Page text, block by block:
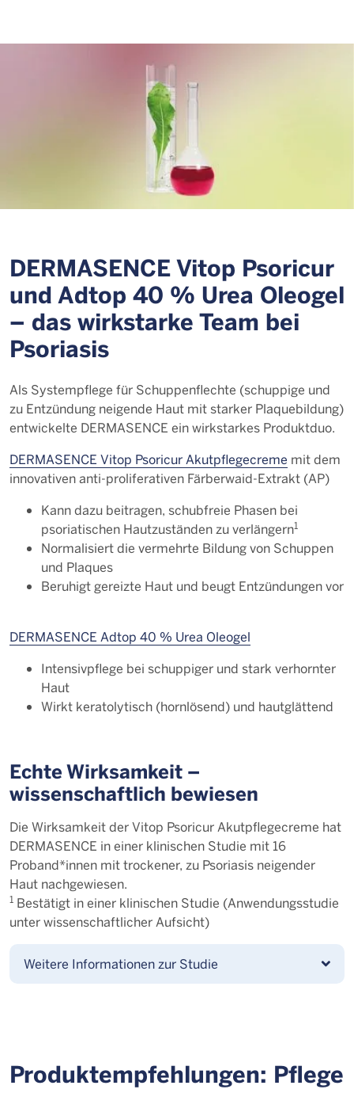
DERMASENCE Vitop Psoricur
und Adtop 40 % Urea Oleogel
– das wirkstarke Team bei
Psoriasis
Als Systempflege für Schuppenflechte (schuppige und
zu Entzündung neigende Haut mit starker Plaquebildung)
entwickelte DERMASENCE ein wirkstarkes Produktduo.
DERMASENCE Vitop Psoricur Akutpflegecreme mit dem
innovativen anti-proliferativen Färberwaid-Extrakt (AP)
Kann dazu beitragen, schubfreie Phasen bei
psoriatischen Hautzuständen zu verlängern1
Normalisiert die vermehrte Bildung von Schuppen
und Plaques
Beruhigt gereizte Haut und beugt Entzündungen vor
DERMASENCE Adtop 40 % Urea Oleogel
Intensivpflege bei schuppiger und stark verhornter
Haut
Wirkt keratolytisch (hornlösend) und hautglättend
Echte Wirksamkeit –
wissenschaftlich bewiesen
Die Wirksamkeit der Vitop Psoricur Akutpflegecreme hat
DERMASENCE in einer klinischen Studie mit 16
Proband*innen mit trockener, zu Psoriasis neigender
Haut nachgewiesen.
1 Bestätigt in einer klinischen Studie (Anwendungsstudie
unter wissenschaftlicher Aufsicht)
Weitere Informationen zur Studie
Produktempfehlungen: Pflege